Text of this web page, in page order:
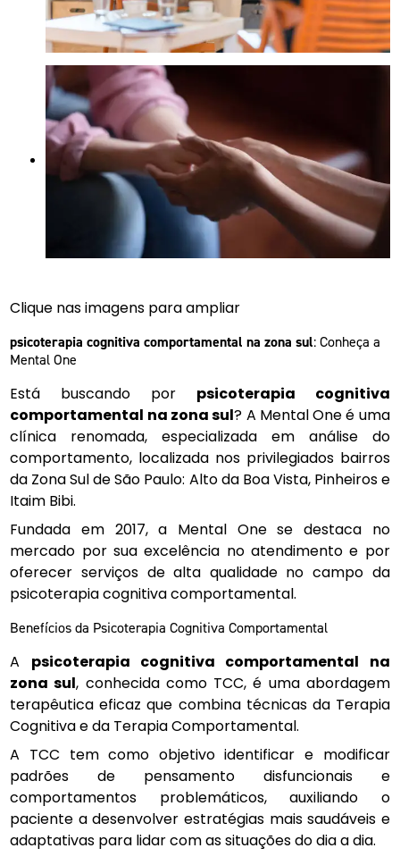
Clique nas imagens para ampliar
psicoterapia cognitiva comportamental na zona sul: Conheça a
Mental One
Está buscando por psicoterapia cognitiva
comportamental na zona sul? A Mental One é uma
clínica renomada, especializada em análise do
comportamento, localizada nos privilegiados bairros
da Zona Sul de São Paulo: Alto da Boa Vista, Pinheiros e
Itaim Bibi.
Fundada em 2017, a Mental One se destaca no
mercado por sua excelência no atendimento e por
oferecer serviços de alta qualidade no campo da
psicoterapia cognitiva comportamental.
Benefícios da Psicoterapia Cognitiva Comportamental
A psicoterapia cognitiva comportamental na
zona sul, conhecida como TCC, é uma abordagem
terapêutica eficaz que combina técnicas da Terapia
Cognitiva e da Terapia Comportamental.
A TCC tem como objetivo identificar e modificar
padrões de pensamento disfuncionais e
comportamentos problemáticos, auxiliando o
paciente a desenvolver estratégias mais saudáveis e
adaptativas para lidar com as situações do dia a dia.